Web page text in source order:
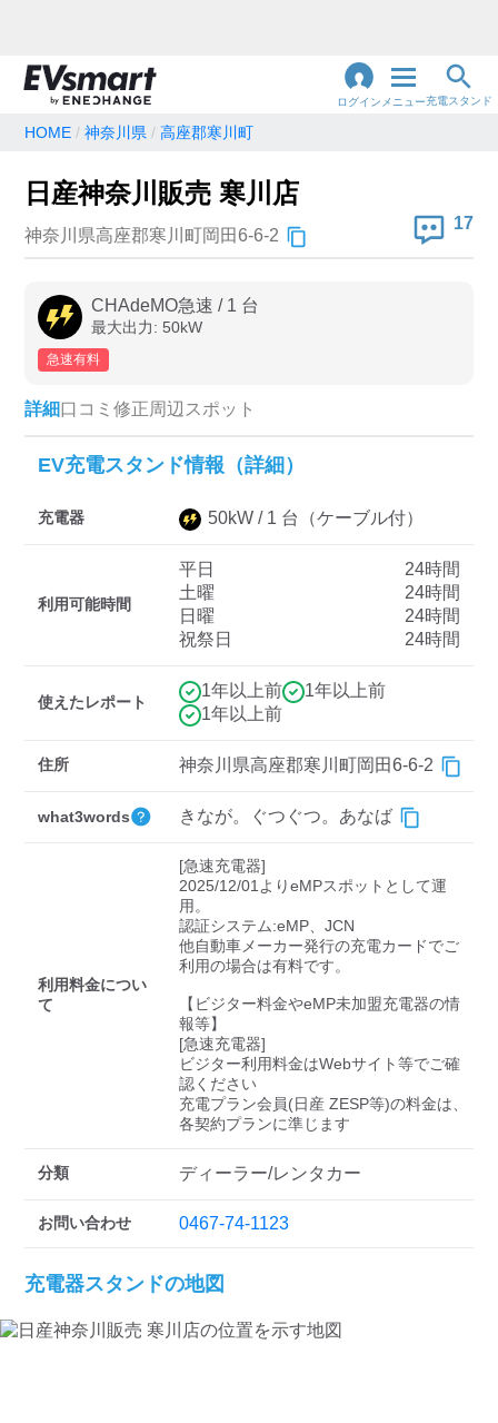
ログイン メニュー充電スタンド
地名・観光スポット・住所で検索
充電器の種類
急速充電器のみ表示
高速道路上のみ表示
認証システム
三菱ディーラーを表示
日産ディーラーを表示
急速-44kW-以上
検索する
HOME 神奈川県 高座郡寒川町
日産神奈川販売 寒川店
神奈川県高座郡寒川町岡田6-6-2
17
CHAdeMO急速 / 1 台
最大出力: 50kW
急速有料
詳細口コミ 修正周辺スポット
EV充電スタンド情報（詳細）
充電器 50kW / 1 台 （ケーブル付）
利用可能時間
平日
24時間
土曜
24時間
日曜
24時間
祝祭日
24時間
使えたレポート
1年以上前
1年以上前
1年以上前
住所 神奈川県高座郡寒川町岡田6-6-2
what3words きなが。ぐつぐつ。あなば
利用料金につい
て
[急速充電器]
2025/12/01よりeMPスポットとして運
用。
認証システム:eMP、JCN
他自動車メーカー発行の充電カードでご
利用の場合は有料です。
【ビジター料金やeMP未加盟充電器の情
報等】
[急速充電器]
ビジター利用料金はWebサイト等でご確
認ください
充電プラン会員(日産 ZESP等)の料金は、
各契約プランに準じます
分類 ディーラー/レンタカー
お問い合わせ 0467-74-1123
充電器スタンドの地図